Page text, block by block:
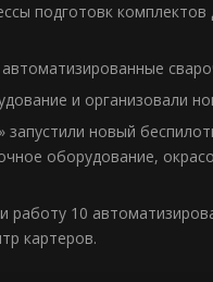
подготовк
и организовали
запустили новый
оборудование,
работу 10
картеров.